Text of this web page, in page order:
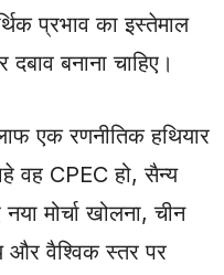
प्रभाव का इस्तेमाल
बनाना चाहिए।
एक रणनीतिक हथियार
वह CPEC हो, सैन्य
मोर्चा खोलना, चीन
और वैश्विक स्तर पर